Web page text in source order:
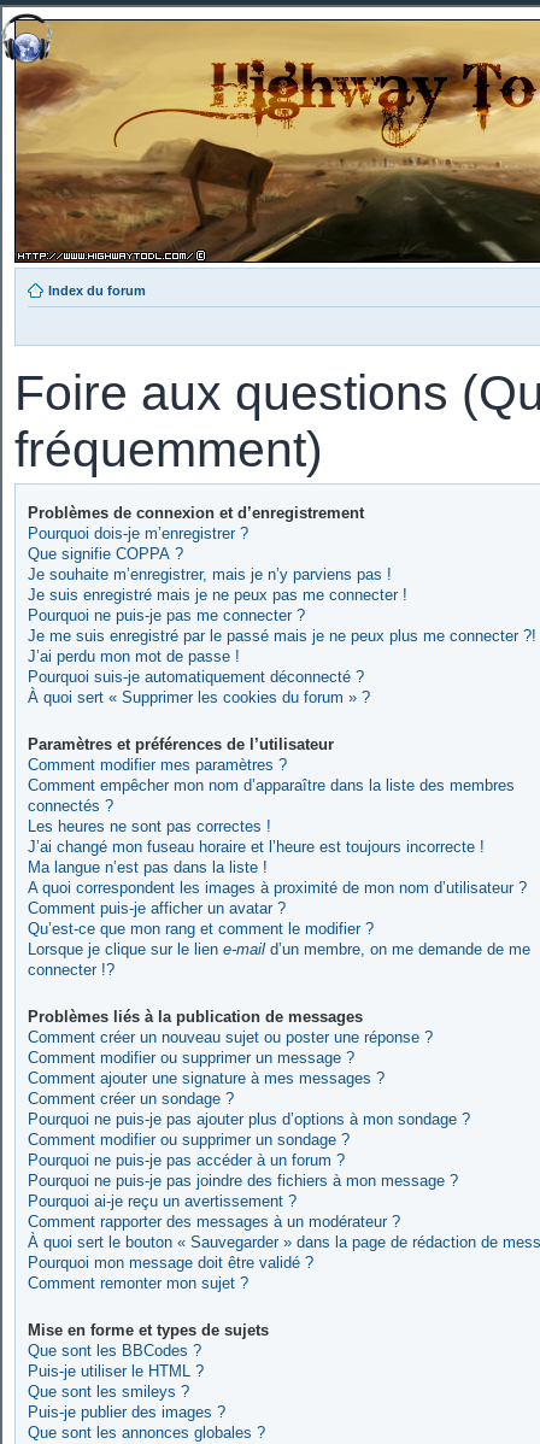
Index du forum
Foire aux questions
fréquemment)
Problèmes de connexion et d’enregistrement
Pourquoi dois-je m’enregistrer ?
Que signifie COPPA ?
Je souhaite m’enregistrer, mais je n’y parviens pas !
Je suis enregistré mais je ne peux pas me connecter !
Pourquoi ne puis-je pas me connecter ?
Je me suis enregistré par le passé mais je ne peux plus me connecter ?!
J’ai perdu mon mot de passe !
Pourquoi suis-je automatiquement déconnecté ?
À quoi sert « Supprimer les cookies du forum » ?
Paramètres et préférences de l’utilisateur
Comment modifier mes paramètres ?
Comment empêcher mon nom d’apparaître dans la liste des membres
connectés ?
Les heures ne sont pas correctes !
J’ai changé mon fuseau horaire et l’heure est toujours incorrecte !
Ma langue n’est pas dans la liste !
A quoi correspondent les images à proximité de mon nom d’utilisateur ?
Comment puis-je afficher un avatar ?
Qu’est-ce que mon rang et comment le modifier ?
Lorsque je clique sur le lien e-mail d’un membre, on me demande de me
connecter !?
Problèmes liés à la publication de messages
Comment créer un nouveau sujet ou poster une réponse ?
Comment modifier ou supprimer un message ?
Comment ajouter une signature à mes messages ?
Comment créer un sondage ?
Pourquoi ne puis-je pas ajouter plus d’options à mon sondage ?
Comment modifier ou supprimer un sondage ?
Pourquoi ne puis-je pas accéder à un forum ?
Pourquoi ne puis-je pas joindre des fichiers à mon message ?
Pourquoi ai-je reçu un avertissement ?
Comment rapporter des messages à un modérateur ?
À quoi sert le bouton « Sauvegarder » dans la page de rédaction de
Pourquoi mon message doit être validé ?
Comment remonter mon sujet ?
Mise en forme et types de sujets
Que sont les BBCodes ?
Puis-je utiliser le HTML ?
Que sont les smileys ?
Puis-je publier des images ?
Que sont les annonces globales ?